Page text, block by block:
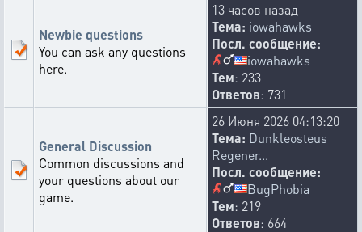
Newbie questions
You can ask any questions
here.
13 часов назад
Тема: iowahawks
Посл. сообщение:
iowahawks
Тем: 233
Ответов: 731
General Discussion
Common discussions and
your questions about our
game.
26 Июня 2026 04:13:20
Тема: Dunkleosteus
Regener...
Посл. сообщение:
BugPhobia
Тем: 219
Ответов: 664